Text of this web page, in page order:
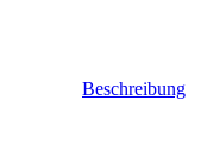
Beschreibung